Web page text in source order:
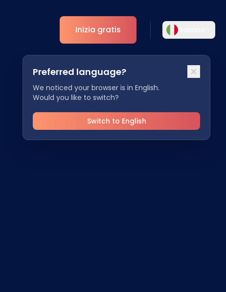
Analytics
Preferred language?
We noticed your browser is in English.
Would you like to switch?
Switch to English
Inizia gratis
Scegliete la vostra lingua preferita per
un'esperienza più personalizzata.
English Deutsch
Español Dansk